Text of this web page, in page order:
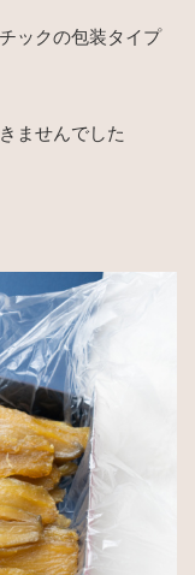
ックの包装タイプ
ませんでした